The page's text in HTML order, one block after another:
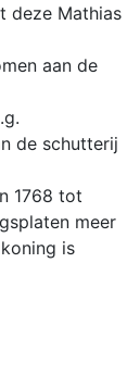
deze Mathias
aan de
de schutterij
1768 tot
meer
is